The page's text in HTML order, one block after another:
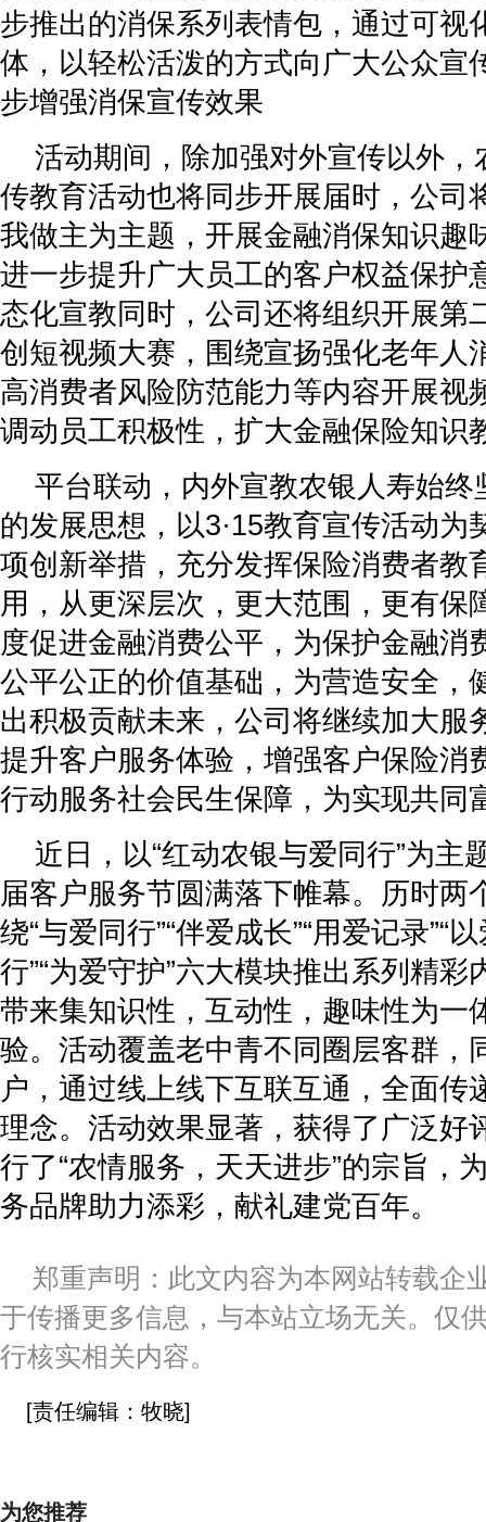
步推出的消保系列表情包，通过可视
体，以轻松活泼的方式向广大公众宣
步增强消保宣传效果
活动期间，除加强对外宣传以外，
传教育活动也将同步开展届时，公司
我做主为主题，开展金融消保知识趣
进一步提升广大员工的客户权益保护
态化宣教同时，公司还将组织开展第
创短视频大赛，围绕宣扬强化老年人
高消费者风险防范能力等内容开展视
调动员工积极性，扩大金融保险知识
平台联动，内外宣教农银人寿始终
的发展思想，以3·15教育宣传活动为
项创新举措，充分发挥保险消费者教
用，从更深层次，更大范围，更有保
度促进金融消费公平，为保护金融消
公平公正的价值基础，为营造安全，
出积极贡献未来，公司将继续加大服
提升客户服务体验，增强客户保险消
行动服务社会民生保障，为实现共同
近日，以“红动农银与爱同行”为主
届客户服务节圆满落下帷幕。历时两
绕“与爱同行”“伴爱成长”“用爱记录”“
行”“为爱守护”六大模块推出系列精
带来集知识性，互动性，趣味性为一
验。活动覆盖老中青不同圈层客群，
户，通过线上线下互联互通，全面传
理念。活动效果显著，获得了广泛好
行了“农情服务，天天进步”的宗旨，
务品牌助力添彩，献礼建党百年。
郑重声明：此文内容为本网站转载企
于传播更多信息，与本站立场无关。仅
行核实相关内容。
[责任编辑：牧晓]
为您推荐